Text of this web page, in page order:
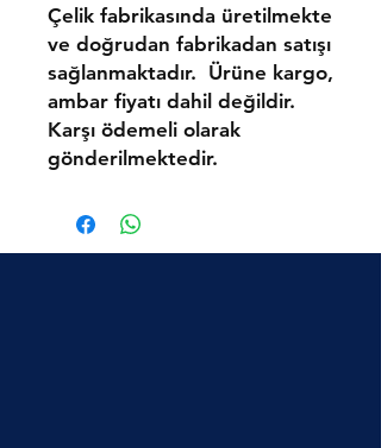
Çelik fabrikasında üretilmekte
ve doğrudan fabrikadan satışı
sağlanmaktadır. Ürüne kargo,
ambar fiyatı dahil değildir.
Karşı ödemeli olarak
gönderilmektedir.